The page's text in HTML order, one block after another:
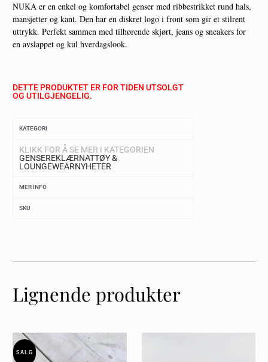
NUKA er en enkel og komfortabel genser med ribbestrikket rund hals,
mansjetter og kant. Den har en diskret logo i front som gir et stilrent
uttrykk. Perfekt sammen med tilhørende skjørt, jeans og sneakers for
en avslappet og kul hverdagslook.
DETTE PRODUKTET ER FOR TIDEN UTSOLGT
OG UTILGJENGELIG.
KATEGORI
KLIKK FOR Å SE MER I KATEGORIEN
GENSEREKLÆRNATTØY &
LOUNGEWEARNYHETER
MER INFO
SKU
Lignende produkter
SALG